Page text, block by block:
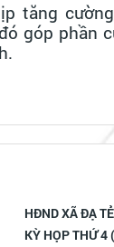
tăng
góp phần
HĐND XÃ ĐẠ
KỲ HỌP THỨ 4